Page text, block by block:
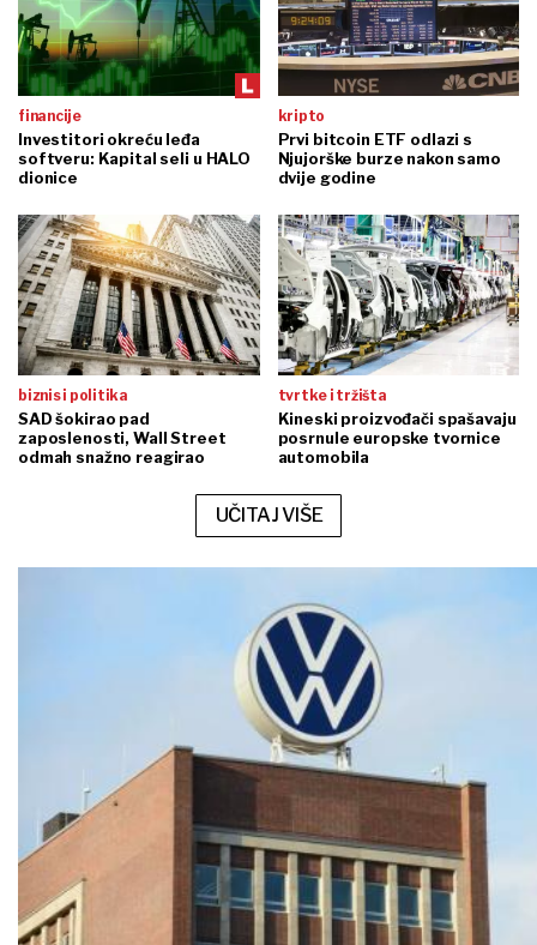
financije
Investitori okreću leđa
softveru: Kapital seli u HALO
dionice
kripto
Prvi bitcoin ETF odlazi s
Njujorške burze nakon samo
dvije godine
biznis i politika
SAD šokirao pad
zaposlenosti, Wall Street
odmah snažno reagirao
tvrtke i tržišta
Kineski proizvođači spašavaju
posrnule europske tvornice
automobila
UČITAJ VIŠE